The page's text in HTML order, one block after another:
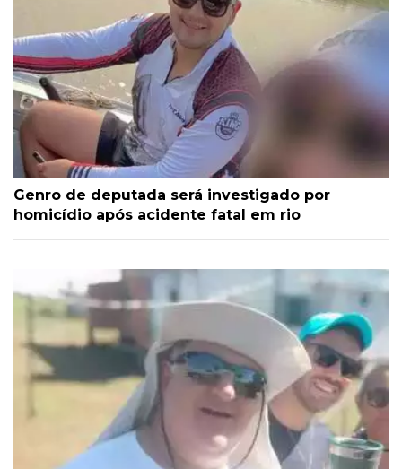
Genro de deputada será investigado por
homicídio após acidente fatal em rio